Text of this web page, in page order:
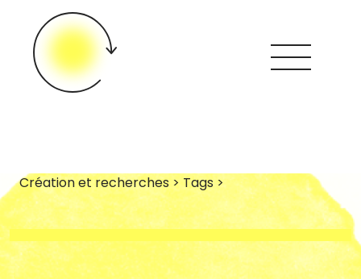
Looops ?
Créations &
Création et recherches > Tags >